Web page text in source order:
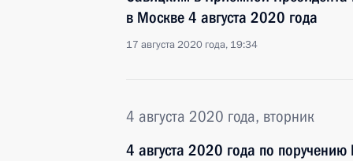
в Москве 4 августа 2020 года
17 августа 2020 года, 19:34
4 августа 2020 года, вторник
4 августа 2020 года по